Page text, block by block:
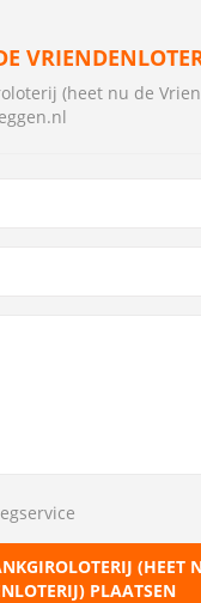
(heet nu de
(HEET
PLAATSEN